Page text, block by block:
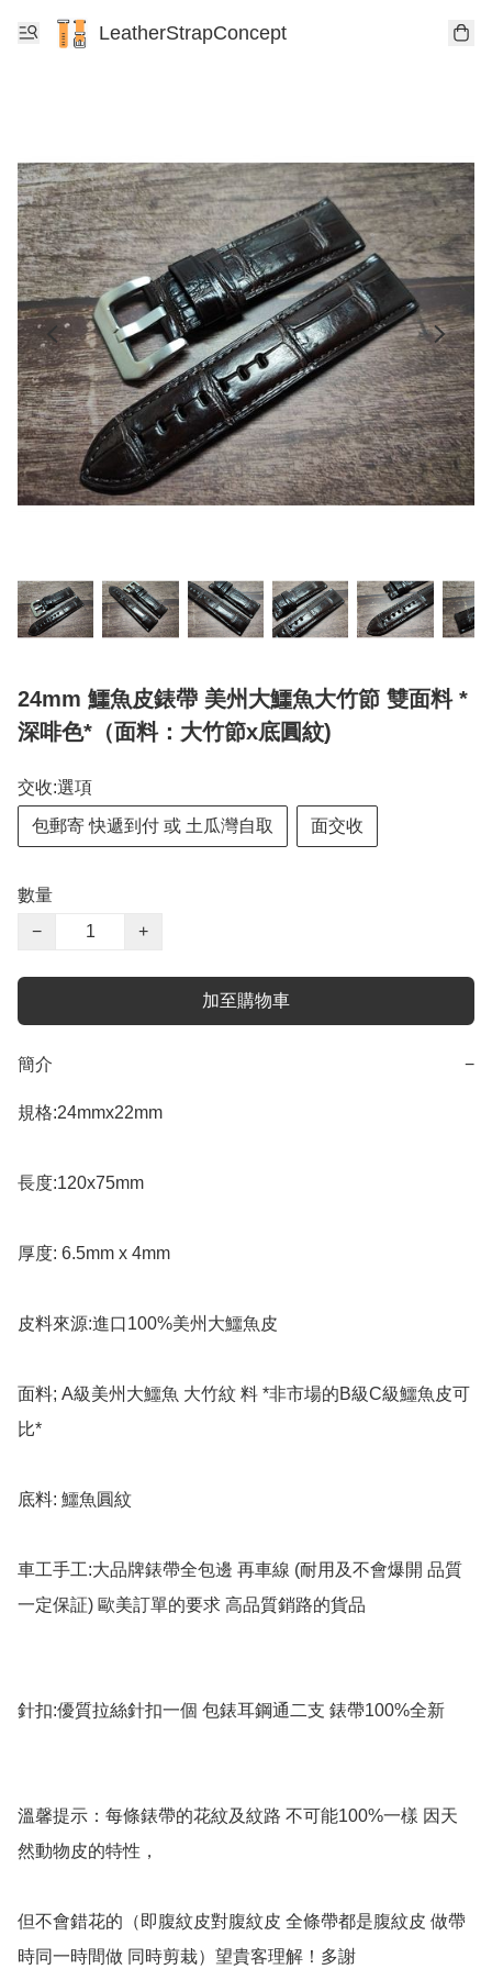
LeatherStrapConcept
24mm 鱷魚皮錶帶 美州大鱷魚大竹節 雙面料 *
深啡色*（面料：大竹節x底圓紋)
交收:選項
包郵寄 快遞到付 或 土瓜灣自取 面交收
數量
−
+
加至購物車
簡介 −
規格:24mmx22mm
長度:120x75mm
厚度: 6.5mm x 4mm
皮料來源:進口100%美州大鱷魚皮
面料; A級美州大鱷魚 大竹紋 料 *非市場的B級C級鱷魚皮可
比*
底料: 鱷魚圓紋
車工手工:大品牌錶帶全包邊 再車線 (耐用及不會爆開 品質
一定保証) 歐美訂單的要求 高品質銷路的貨品
針扣:優質拉絲針扣一個 包錶耳鋼通二支 錶帶100%全新
溫馨提示：每條錶帶的花紋及紋路 不可能100%一樣 因天
然動物皮的特性，
但不會錯花的（即腹紋皮對腹紋皮 全條帶都是腹紋皮 做帶
時同一時間做 同時剪栽）望貴客理解！多謝